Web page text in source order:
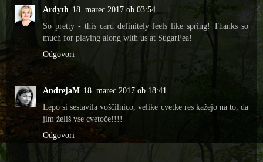
Ardyth 18. marec 2017 ob 03:54
So pretty - this card definitely feels like spring! Thanks so
much for playing along with us at SugarPea!
Odgovori
AndrejaM 18. marec 2017 ob 18:41
Lepo si sestavila voščilnico, velike cvetke res kažejo na to, da
jim želiš vse cvetoče!!!!
Odgovori